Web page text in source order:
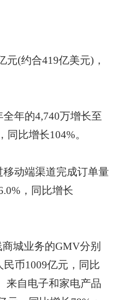
(约合419亿美元)，
年的4,740万增长至
同比增长104%。
动端渠道完成订单量
，同比增长
城业务的GMV分别
币1009亿元，同比
来自电子和家电产品